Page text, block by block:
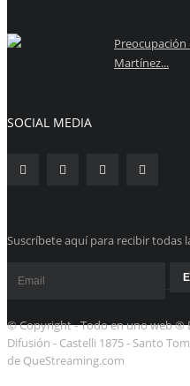
Preocupación
Martínez...
SOCIAL MEDIA
Suscríbete aquí para recibir todas
© Copyright - Todo en uno web ®
Difusión - Castelli 1875 - Santo
de QueStreaming.com